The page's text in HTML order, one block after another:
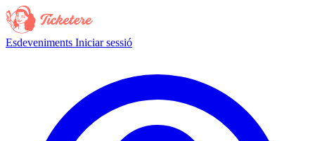
Esdeveniments Iniciar sessió